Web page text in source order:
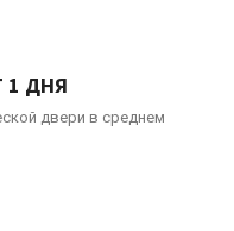
1 ДНЯ
двери в среднем